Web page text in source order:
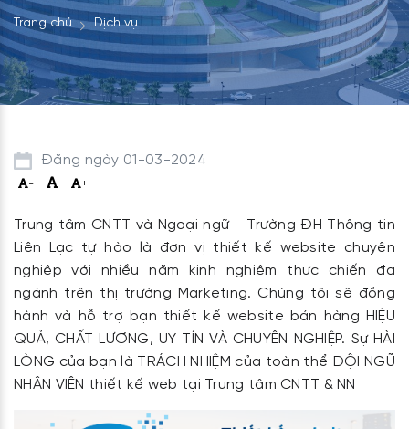
Trang chủ Dịch vụ
Đăng ngày 01-03-2024
- +
Trung tâm CNTT và Ngoại ngữ - Trường ĐH Thông tin
Liên Lạc tự hào là đơn vị thiết kế website chuyên
nghiệp với nhiều năm kinh nghiệm thực chiến đa
ngành trên thị trường Marketing. Chúng tôi sẽ đồng
hành và hỗ trợ bạn thiết kế website bán hàng HIỆU
QUẢ, CHẤT LƯỢNG, UY TÍN VÀ CHUYÊN NGHIỆP. Sự HÀI
LÒNG của bạn là TRÁCH NHIỆM của toàn thể ĐỘI NGŨ
NHÂN VIÊN thiết kế web tại Trung tâm CNTT & NN